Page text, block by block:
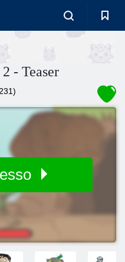
- Teaser